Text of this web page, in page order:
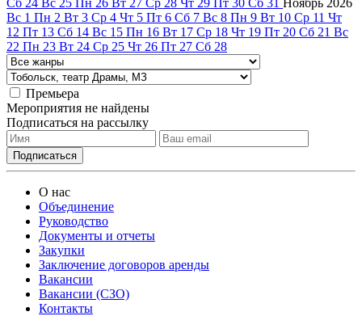
Вс 1 Пн 2 Вт 3 Ср 4 Чт 5 Пт 6 Сб 7 Вс 8 Пн 9 Вт 10 Ср 11 Чт
12 Пт 13 Сб 14 Вс 15 Пн 16 Вт 17 Ср 18 Чт 19 Пт 20 Сб 21 Вс
22 Пн 23 Вт 24 Ср 25 Чт 26 Пт 27 Сб 28
Премьера
Мероприятия не найдены
Подписаться на рассылку
О нас
Объединение
Руководство
Документы и отчеты
Закупки
Заключение договоров аренды
Вакансии
Вакансии (СЗО)
Контакты